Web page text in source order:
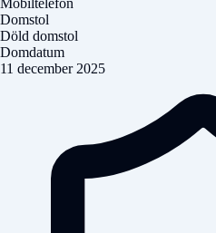
Mobiltelefon
Domstol
Döld domstol
Domdatum
11 december 2025